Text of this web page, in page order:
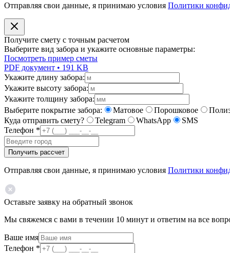
Отправляя свои данные, я принимаю условия Политики
Получите смету с точным расчетом
Выберите вид забора и укажите основные параметры:
Посмотреть пример сметы
PDF документ • 191 KB
Укажите длину забора:
Укажите высоту забора:
Укажите толщину забора:
Выберите покрытие забора:
Матовое Порошковое
Куда отправить смету?
Telegram WhatsApp
SMS
Телефон *
Получить рассчет
Отправляя свои данные, я принимаю условия Политики
Оставьте заявку на обратный звонок
Мы свяжемся с вами в течении 10 минут и ответим на все
Ваше имя
Телефон *